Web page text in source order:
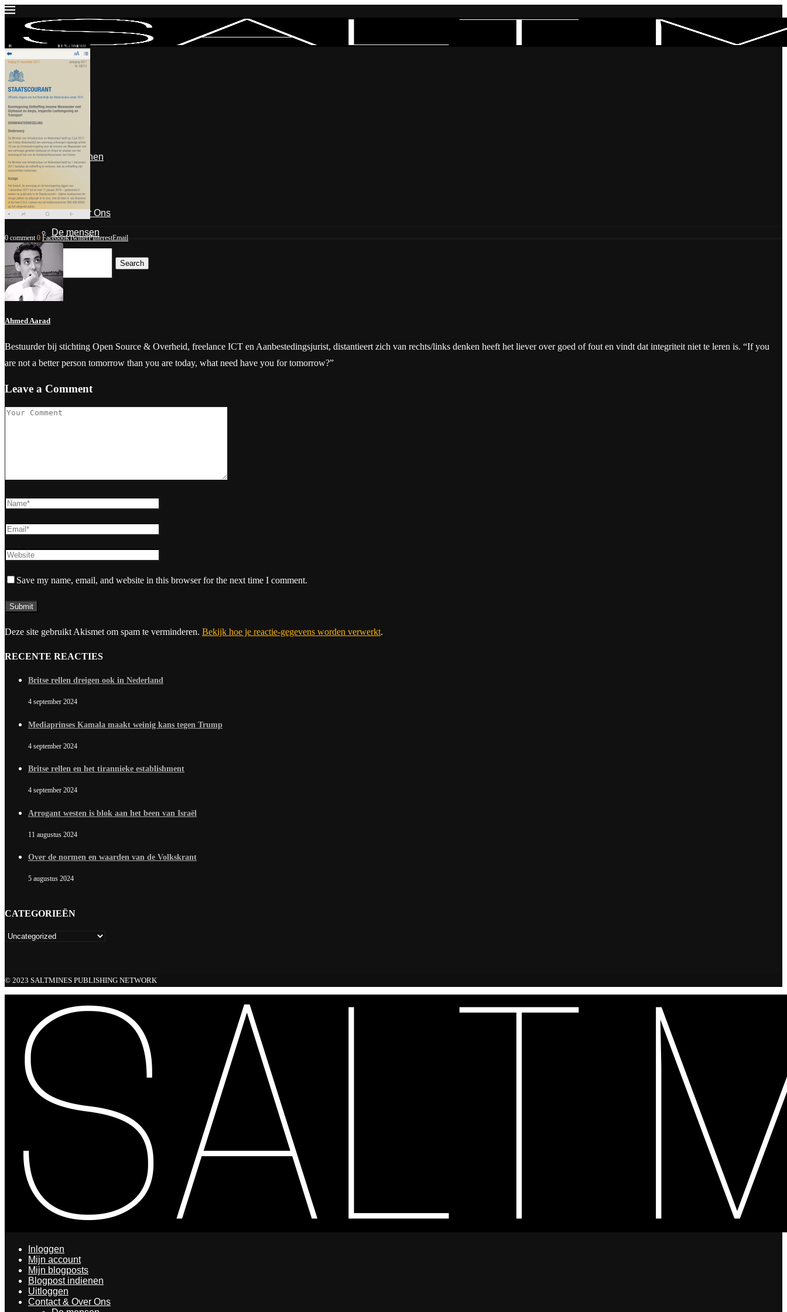
Mijn account
Blogpost indienen
Uitloggen
Contact & Over Ons
De mensen
Search
0 comment 0 FacebookTwitterPinterestEmail
Ahmed Aarad
Bestuurder bij stichting Open Source & Overheid, freelance ICT en Aanbestedingsjurist, distantieert zich van rechts/links denken heeft het liever over goed of fout en vindt dat integriteit niet te leren is. “If you
are not a better person tomorrow than you are today, what need have you for tomorrow?”
Leave a Comment
Save my name, email, and website in this browser for the next time I comment.
Deze site gebruikt Akismet om spam te verminderen. Bekijk hoe je reactie-gegevens worden verwerkt.
RECENTE REACTIES
Britse rellen dreigen ook in Nederland
4 september 2024
Mediaprinses Kamala maakt weinig kans tegen Trump
4 september 2024
Britse rellen en het tirannieke establishment
4 september 2024
Arrogant westen is blok aan het been van Israël
11 augustus 2024
Over de normen en waarden van de Volkskrant
5 augustus 2024
CATEGORIEËN
© 2023 SALTMINES PUBLISHING NETWORK
Inloggen
Mijn account
Mijn blogposts
Blogpost indienen
Uitloggen
Contact & Over Ons